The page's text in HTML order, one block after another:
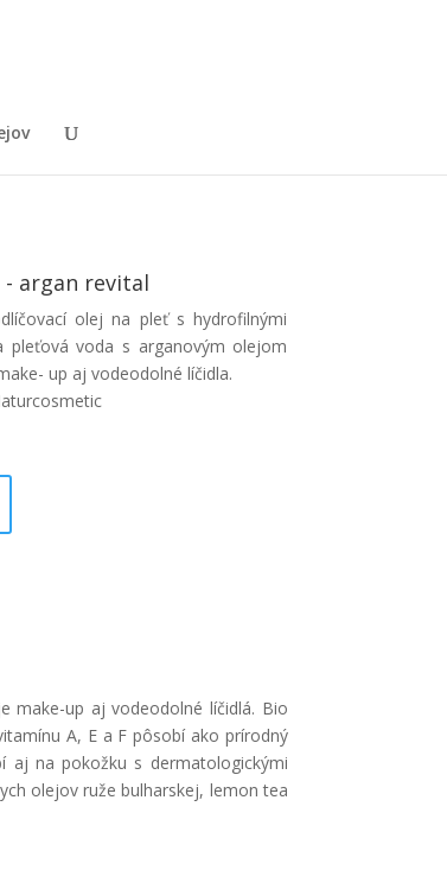
- argan revital
olej na pleť s hydrofilnými
pleťová voda s arganovým olejom
up aj vodeodolné líčidla.
make-up aj vodeodolné líčidlá. Bio
A, E a F pôsobí ako prírodný
aj na pokožku s dermatologickými
olejov ruže bulharskej, lemon tea